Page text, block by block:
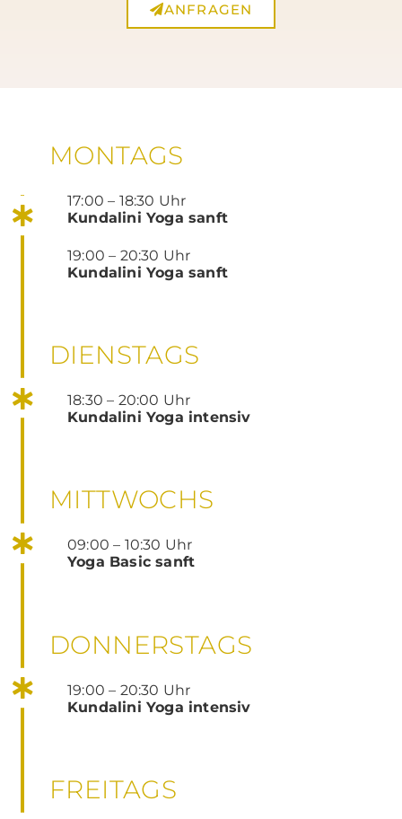
ANFRAGEN
MONTAGS
17:00 – 18:30 Uhr
Kundalini Yoga sanft
19:00 – 20:30 Uhr
Kundalini Yoga sanft
DIENSTAGS
18:30 – 20:00 Uhr
Kundalini Yoga intensiv
MITTWOCHS
09:00 – 10:30 Uhr
Yoga Basic sanft
DONNERSTAGS
19:00 – 20:30 Uhr
Kundalini Yoga intensiv
FREITAGS